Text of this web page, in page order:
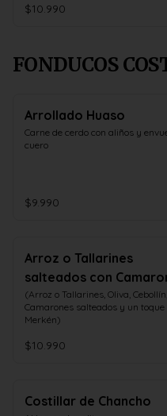
$10.990
FONDUCOS
Arrollado Huaso
Carne de cerdo con aliños y
cuero
$9.990
Arroz o Tallarines
salteados con
(Arroz o Tallarines, Oliva, Cebollín,
Camarones salteados y un toque
Merkén)
$10.990
Costillar de Chancho